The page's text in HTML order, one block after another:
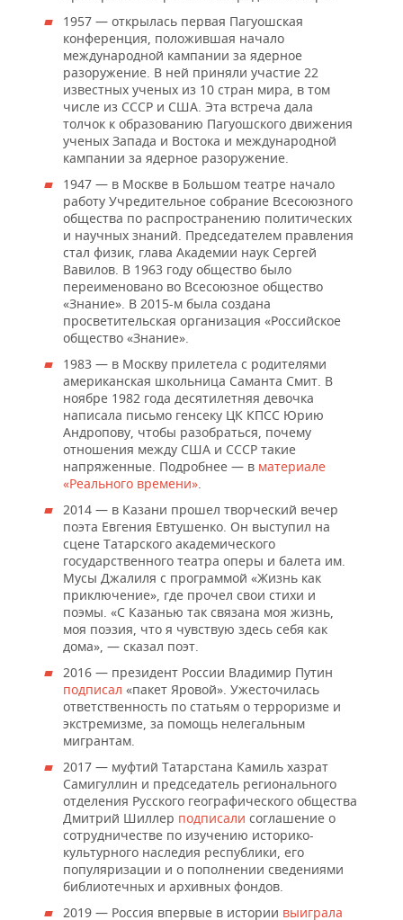
1957 — открылась первая Пагуошская
конференция, положившая начало
международной кампании за ядерное
разоружение. В ней приняли участие 22
известных ученых из 10 стран мира, в том
числе из СССР и США. Эта встреча дала
толчок к образованию Пагуошского движения
ученых Запада и Востока и международной
кампании за ядерное разоружение.
1947 — в Москве в Большом театре начало
работу Учредительное собрание Всесоюзного
общества по распространению политических
и научных знаний. Председателем правления
стал физик, глава Академии наук Сергей
Вавилов. В 1963 году общество было
переименовано во Всесоюзное общество
«Знание». В 2015-м была создана
просветительская организация «Российское
общество «Знание».
1983 — в Москву прилетела с родителями
американская школьница Саманта Смит. В
ноябре 1982 года десятилетняя девочка
написала письмо генсеку ЦК КПСС Юрию
Андропову, чтобы разобраться, почему
отношения между США и СССР такие
напряженные. Подробнее — в материале
«Реального времени».
2014 — в Казани прошел творческий вечер
поэта Евгения Евтушенко. Он выступил на
сцене Татарского академического
государственного театра оперы и балета им.
Мусы Джалиля с программой «Жизнь как
приключение», где прочел свои стихи и
поэмы. «С Казанью так связана моя жизнь,
моя поэзия, что я чувствую здесь себя как
дома», — сказал поэт.
2016 — президент России Владимир Путин
подписал «пакет Яровой». Ужесточилась
ответственность по статьям о терроризме и
экстремизме, за помощь нелегальным
мигрантам.
2017 — муфтий Татарстана Камиль хазрат
Самигуллин и председатель регионального
отделения Русского географического общества
Дмитрий Шиллер подписали соглашение о
сотрудничестве по изучению историко-
культурного наследия республики, его
популяризации и о пополнении сведениями
библиотечных и архивных фондов.
2019 — Россия впервые в истории выиграла